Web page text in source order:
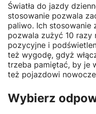
Światła do jazdy
stosowanie pozwala
paliwo. Ich stosowanie
pozwala zużyć 10 razy
pozycyjne i
też wygodę, gdyż
trzeba pamiętać, by je
też pojazdowi
Wybierz